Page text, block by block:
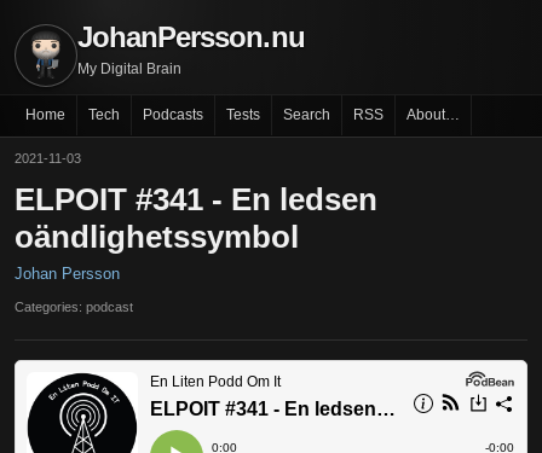
JohanPersson.nu
My Digital Brain
Home Tech Podcasts Tests Search RSS About…
2021-11-03
ELPOIT #341 - En ledsen
oändlighetssymbol
Johan Persson
Categories: podcast